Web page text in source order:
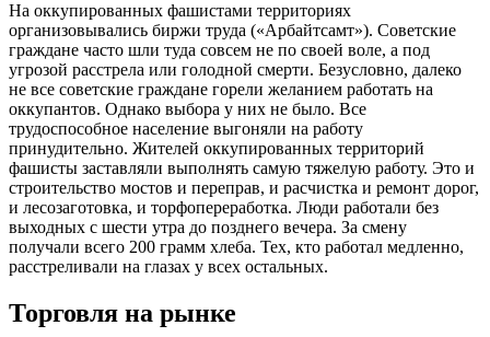
На оккупированных фашистами территориях
организовывались биржи труда («Арбайтсамт»). Советские
граждане часто шли туда совсем не по своей воле, а под
угрозой расстрела или голодной смерти. Безусловно, далеко
не все советские граждане горели желанием работать на
оккупантов. Однако выбора у них не было. Все
трудоспособное население выгоняли на работу
принудительно. Жителей оккупированных территорий
фашисты заставляли выполнять самую тяжелую работу. Это и
строительство мостов и переправ, и расчистка и ремонт дорог,
и лесозаготовка, и торфопереработка. Люди работали без
выходных с шести утра до позднего вечера. За смену
получали всего 200 грамм хлеба. Тех, кто работал медленно,
расстреливали на глазах у всех остальных.
Торговля на рынке